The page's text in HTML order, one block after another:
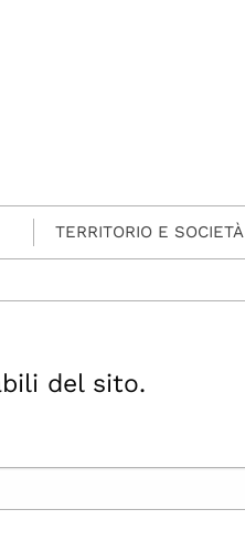
TERRITORIO E SOCIETÀ
del sito.